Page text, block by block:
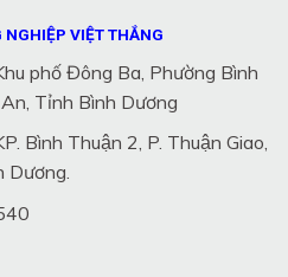
VIỆT THẮNG
phố Đông Ba, Phường Bình
Tỉnh Bình Dương
Bình Thuận 2, P. Thuận Giao,
Dương.